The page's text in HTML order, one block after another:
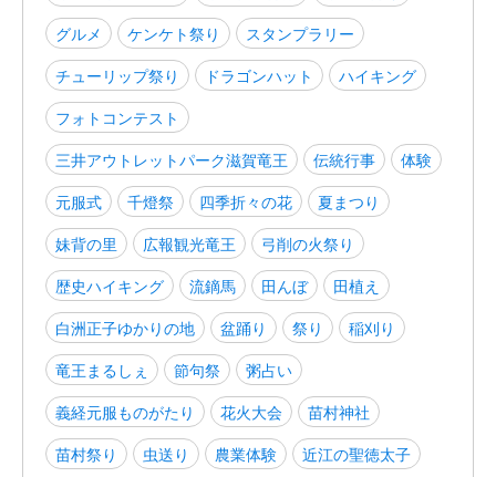
グルメ
ケンケト祭り
スタンプラリー
チューリップ祭り
ドラゴンハット
ハイキング
フォトコンテスト
三井アウトレットパーク滋賀竜王
伝統行事
体験
元服式
千燈祭 四季折々の花
夏まつり
妹背の里
広報観光竜王
弓削の火祭り
歴史ハイキング
流鏑馬 田んぼ
田植え
白洲正子ゆかりの地
盆踊り 祭り
稲刈り
竜王まるしぇ
節句祭
粥占い
義経元服ものがたり
花火大会
苗村神社
苗村祭り
虫送り 農業体験
近江の聖徳太子